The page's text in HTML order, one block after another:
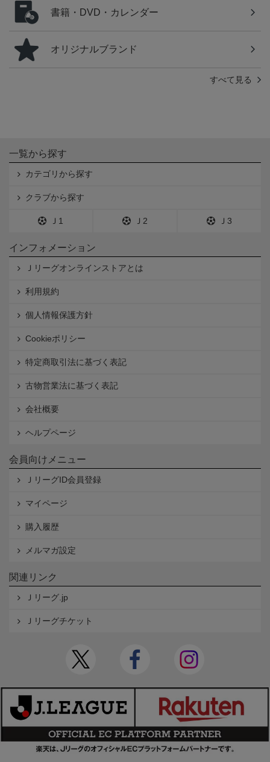
書籍・DVD・カレンダー
オリジナルブランド
すべて見る
一覧から探す
カテゴリから探す
クラブから探す
Ｊ1 Ｊ2 Ｊ3
インフォメーション
Ｊリーグオンラインストアとは
利用規約
個人情報保護方針
Cookieポリシー
特定商取引法に基づく表記
古物営業法に基づく表記
会社概要
ヘルプページ
会員向けメニュー
ＪリーグID会員登録
マイページ
購入履歴
メルマガ設定
関連リンク
Ｊリーグ.jp
Ｊリーグチケット